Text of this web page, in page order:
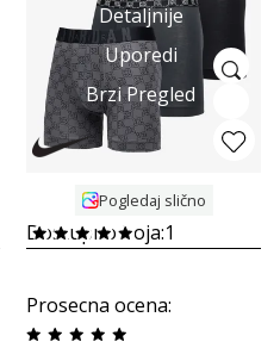
Detaljnije
Uporedi
Brzi Pregled
Pogledaj slično
Dostupno boja:1
Prosecna ocena: